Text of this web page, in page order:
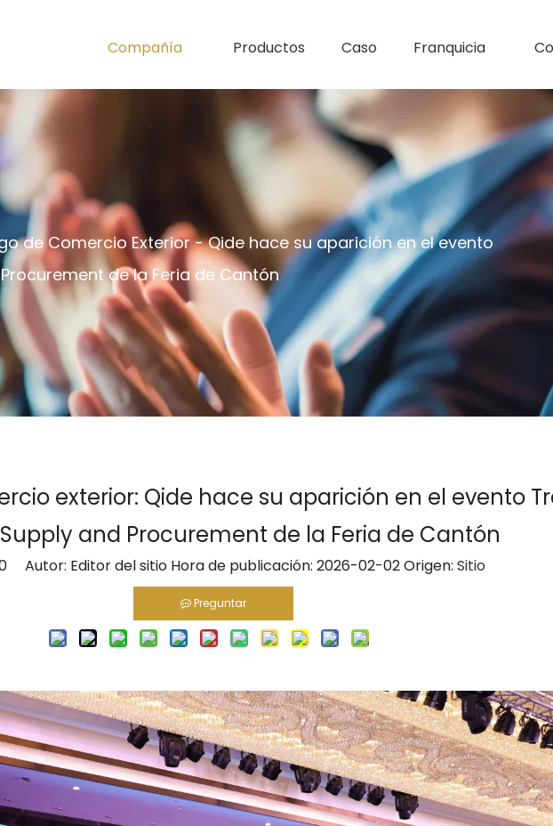
Compañía Productos Caso Franquicia
de Comercio Exterior - Qide hace su aparición en el evento
de la Feria de Cantón
exterior: Qide hace su aparición en el evento
and Procurement de la Feria de Cantón
Autor: Editor del sitio Hora de publicación: 2026-02-02 Origen: Sitio
Preguntar